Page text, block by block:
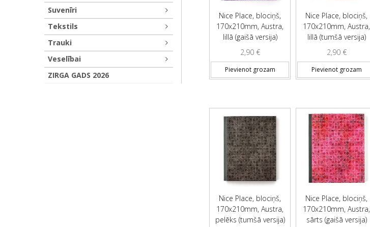
Nice Place, blociņš,
170x210mm, Austra,
lillā (gaišā versija)
2,90 €
Pievienot grozam
Nice Place, blociņš,
170x210mm, Austra,
lillā (tumšā versija)
2,90 €
Pievienot grozam
Nice Place, blociņš,
170x210mm, Austra,
pelēks (tumšā versija)
Nice Place, blociņš,
170x210mm, Austra,
sārts (gaišā versija)
Suvenīri
Tekstils
Trauki
Veselībai
ZIRGA GADS 2026